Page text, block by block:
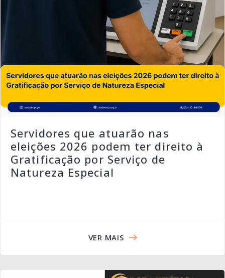
Servidores que atuarão nas
eleições 2026 podem ter direito à
Gratificação por Serviço de
Natureza Especial
VER MAIS